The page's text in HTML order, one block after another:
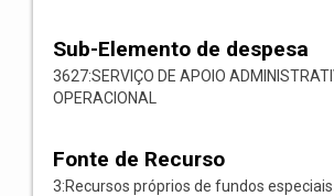
Sub-Elemento de despesa
3627:SERVIÇO DE APOIO
OPERACIONAL
Fonte de Recurso
3:Recursos próprios de fundos